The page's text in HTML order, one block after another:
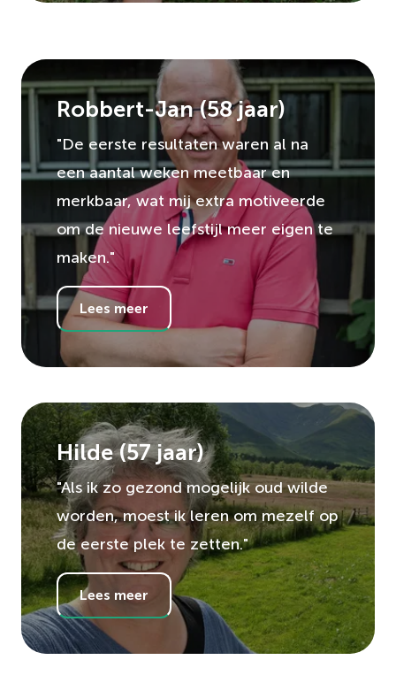
Robbert-Jan (58jaar)
"De eerste resultaten waren al na
een aantal weken meetbaar en
merkbaar, wat mij extra motiveerde
om de nieuwe leefstijl meer eigen te
maken."
Lees meer
Hilde (57jaar)
"Als ik zo gezond mogelijk oud wilde
worden, moest ik leren om mezelf op
de eerste plek te zetten."
Lees meer